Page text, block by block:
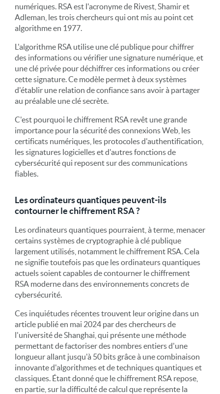
numériques. RSA est l'acronyme de Rivest, Shamir et
Adleman, les trois chercheurs qui ont mis au point cet
algorithme en 1977.
L'algorithme RSA utilise une clé publique pour chiffrer
des informations ou vérifier une signature numérique, et
une clé privée pour déchiffrer ces informations ou créer
cette signature. Ce modèle permet à deux systèmes
d'établir une relation de confiance sans avoir à partager
au préalable une clé secrète.
C'est pourquoi le chiffrement RSA revêt une grande
importance pour la sécurité des connexions Web, les
certificats numériques, les protocoles d'authentification,
les signatures logicielles et d'autres fonctions de
cybersécurité qui reposent sur des communications
fiables.
Les ordinateurs quantiques peuvent-ils
contourner le chiffrement RSA ?
Les ordinateurs quantiques pourraient, à terme, menacer
certains systèmes de cryptographie à clé publique
largement utilisés, notamment le chiffrement RSA. Cela
ne signifie toutefois pas que les ordinateurs quantiques
actuels soient capables de contourner le chiffrement
RSA moderne dans des environnements concrets de
cybersécurité.
Ces inquiétudes récentes trouvent leur origine dans un
article publié en mai 2024 par des chercheurs de
l'université de Shanghai, qui présente une méthode
permettant de factoriser des nombres entiers d'une
longueur allant jusqu'à 50 bits grâce à une combinaison
innovante d'algorithmes et de techniques quantiques et
classiques. Étant donné que le chiffrement RSA repose,
en partie, sur la difficulté de calcul que représente la